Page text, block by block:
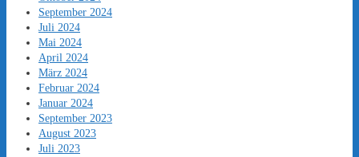
September 2024
Juli 2024
Mai 2024
April 2024
März 2024
Februar 2024
Januar 2024
September 2023
August 2023
Juli 2023